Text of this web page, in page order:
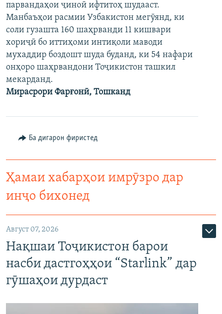
парвандаҳои ҷиноӣ ифтитоҳ шудааст.
Манбаъҳои расмии Узбакистон мегӯянд, ки
соли гузашта 160 шаҳрванди 11 кишвари
хориҷӣ бо иттиҳоми интиқоли маводи
мухаддир боздошт шуда буданд, ки 54 нафари
онҳоро шаҳрвандони Тоҷикистон ташкил
мекарданд.
Мирасрори Фарғонӣ, Тошканд
Ба дигарон фиристед
Ҳамаи хабарҳои имрӯзро дар
инҷо бихонед
Август 07, 2026
Нақшаи Тоҷикистон барои
насби дастгоҳҳои “Starlink” дар
гӯшаҳои дурдаст